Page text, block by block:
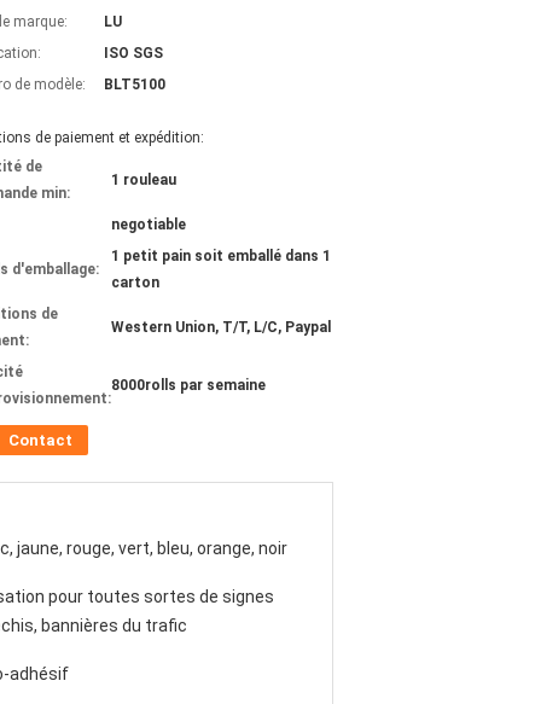
marque:
LU
ISO SGS
de modèle:
BLT5100
de paiement et expédition:
de
min:
1 rouleau
negotiable
d'emballage:
1 petit pain soit emballé dans 1
carton
de
Western Union, T/T, L/C, Paypal
8000rolls par semaine
Contact
jaune, rouge, vert, bleu, orange, noir
pour toutes sortes de signes
bannières du trafic
adhésif